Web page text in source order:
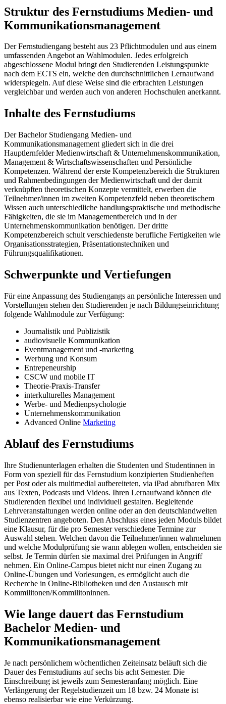
Struktur des Fernstudiums Medien- und
Kommunikationsmanagement
Der Fernstudiengang besteht aus 23 Pflichtmodulen und aus einem
umfassenden Angebot an Wahlmodulen. Jedes erfolgreich
abgeschlossene Modul bringt den Studierenden Leistungspunkte
nach dem ECTS ein, welche den durchschnittlichen Lernaufwand
widerspiegeln. Auf diese Weise sind die erbrachten Leistungen
vergleichbar und werden auch von anderen Hochschulen anerkannt.
Inhalte des Fernstudiums
Der Bachelor Studiengang Medien- und
Kommunikationsmanagement gliedert sich in die drei
Hauptlernfelder Medienwirtschaft & Unternehmenskommunikation,
Management & Wirtschaftswissenschaften und Persönliche
Kompetenzen. Während der erste Kompetenzbereich die Strukturen
und Rahmenbedingungen der Medienwirtschaft und der damit
verknüpften theoretischen Konzepte vermittelt, erwerben die
Teilnehmer/innen im zweiten Kompetenzfeld neben theoretischem
Wissen auch unterschiedliche handlungspraktische und methodische
Fähigkeiten, die sie im Managementbereich und in der
Unternehmenskommunikation benötigen. Der dritte
Kompetenzbereich schult verschiedenste berufliche Fertigkeiten wie
Organisationsstrategien, Präsentationstechniken und
Führungsqualifikationen.
Schwerpunkte und Vertiefungen
Für eine Anpassung des Studiengangs an persönliche Interessen und
Vorstellungen stehen den Studierenden je nach Bildungseinrichtung
folgende Wahlmodule zur Verfügung:
Journalistik und Publizistik
audiovisuelle Kommunikation
Eventmanagement und -marketing
Werbung und Konsum
Entrepeneurship
CSCW und mobile IT
Theorie-Praxis-Transfer
interkulturelles Management
Werbe- und Medienpsychologie
Unternehmenskommunikation
Advanced Online Marketing
Ablauf des Fernstudiums
Ihre Studienunterlagen erhalten die Studenten und Studentinnen in
Form von speziell für das Fernstudium konzipierten Studienheften
per Post oder als multimedial aufbereiteten, via iPad abrufbaren Mix
aus Texten, Podcasts und Videos. Ihren Lernaufwand können die
Studierenden flexibel und individuell gestalten. Begleitende
Lehrveranstaltungen werden online oder an den deutschlandweiten
Studienzentren angeboten. Den Abschluss eines jeden Moduls bildet
eine Klausur, für die pro Semester verschiedene Termine zur
Auswahl stehen. Welchen davon die Teilnehmer/innen wahrnehmen
und welche Modulprüfung sie wann ablegen wollen, entscheiden sie
selbst. Je Termin dürfen sie maximal drei Prüfungen in Angriff
nehmen. Ein Online-Campus bietet nicht nur einen Zugang zu
Online-Übungen und Vorlesungen, es ermöglicht auch die
Recherche in Online-Bibliotheken und den Austausch mit
Kommilitonen/Kommilitoninnen.
Wie lange dauert das Fernstudium
Bachelor Medien- und
Kommunikationsmanagement
Je nach persönlichem wöchentlichen Zeiteinsatz beläuft sich die
Dauer des Fernstudiums auf sechs bis acht Semester. Die
Einschreibung ist jeweils zum Semesteranfang möglich. Eine
Verlängerung der Regelstudienzeit um 18 bzw. 24 Monate ist
ebenso realisierbar wie eine Verkürzung.